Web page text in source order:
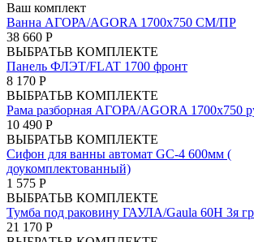
Ваш комплект
Ванна АГОРА/AGORA 1700х750 СМ/ПР
38 660 Р
ВЫБРАТЬВ КОМПЛЕКТЕ
Панель ФЛЭТ/FLAT 1700 фронт
8 170 Р
ВЫБРАТЬВ КОМПЛЕКТЕ
Рама разборная АГОРА/AGORA 1700х750
10 490 Р
ВЫБРАТЬВ КОМПЛЕКТЕ
Сифон для ванны автомат GC-4 600мм (
доукомплектованный)
1 575 Р
ВЫБРАТЬВ КОМПЛЕКТЕ
Тумба под раковину ГАУЛА/Gaula 60Н 3я
21 170 Р